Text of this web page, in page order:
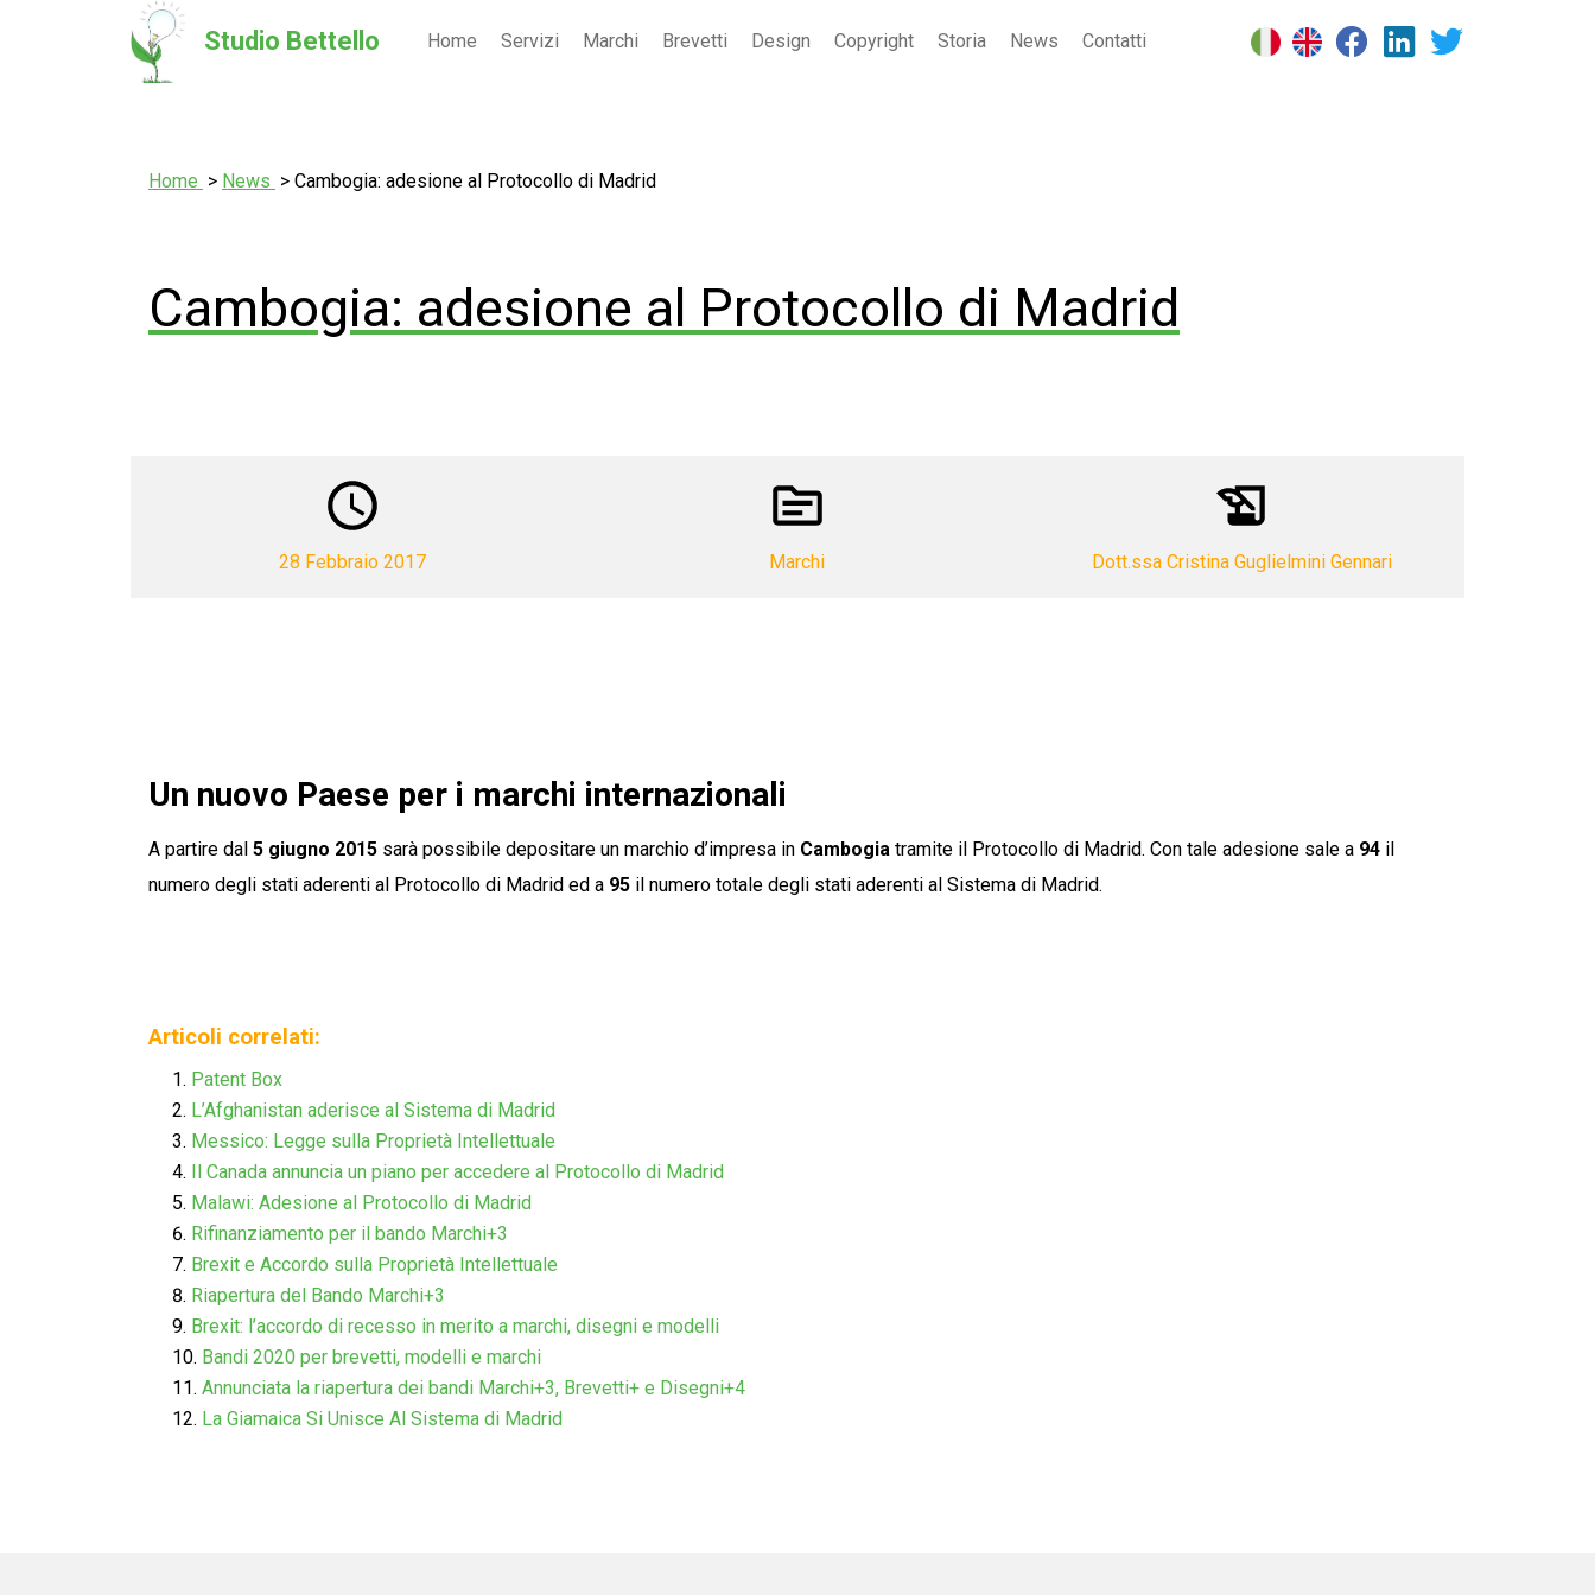
Studio Bettello Home Servizi Marchi Brevetti Design Copyright Storia News Contatti
Home News Cambogia: adesione al Protocollo di Madrid
Cambogia: adesione al Protocollo di Madrid
28 Febbraio 2017 Marchi Dott.ssa Cristina Guglielmini Gennari
Un nuovo Paese per i marchi internazionali
A partire dal 5 giugno 2015 sarà possibile depositare un marchio d’impresa in Cambogia tramite il Protocollo di Madrid. Con tale adesione sale a 94 il
numero degli stati aderenti al Protocollo di Madrid ed a 95 il numero totale degli stati aderenti al Sistema di Madrid.
Articoli correlati:
Patent Box
L’Afghanistan aderisce al Sistema di Madrid
Messico: Legge sulla Proprietà Intellettuale
Il Canada annuncia un piano per accedere al Protocollo di Madrid
Malawi: Adesione al Protocollo di Madrid
Rifinanziamento per il bando Marchi+3
Brexit e Accordo sulla Proprietà Intellettuale
Riapertura del Bando Marchi+3
Brexit: l’accordo di recesso in merito a marchi, disegni e modelli
Bandi 2020 per brevetti, modelli e marchi
Annunciata la riapertura dei bandi Marchi+3, Brevetti+ e Disegni+4
La Giamaica Si Unisce Al Sistema di Madrid